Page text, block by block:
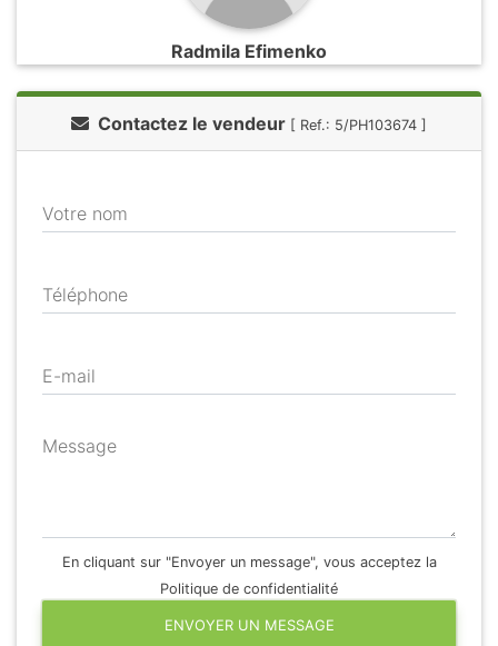
Radmila Efimenko
Contactez le vendeur [ Ref.: 5/PH103674 ]
Votre nom
Téléphone
E-mail
Message
En cliquant sur "Envoyer un message", vous acceptez la
Politique de confidentialité
ENVOYER UN MESSAGE